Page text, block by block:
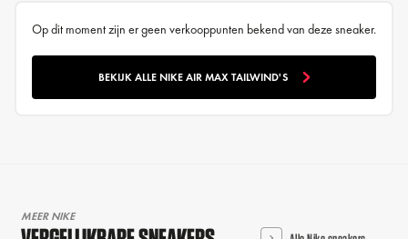
Op dit moment zijn er geen verkooppunten bekend van deze sneaker.
BEKIJK ALLE NIKE AIR MAX TAILWIND'S
MEER NIKE